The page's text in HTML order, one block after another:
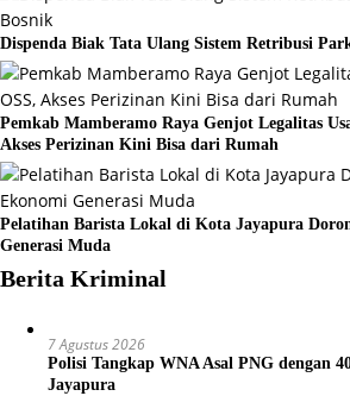
Dispenda Biak Tata Ulang Sistem Retribusi
Pemkab Mamberamo Raya Genjot Legalitas
Akses Perizinan Kini Bisa dari Rumah
Pelatihan Barista Lokal di Kota Jayapura
Generasi Muda
Berita Kriminal
7 Agustus 2026
Polisi Tangkap WNA Asal PNG dengan
Jayapura